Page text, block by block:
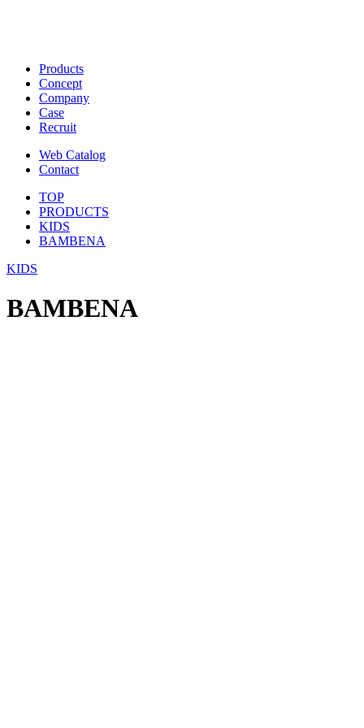
Products
Concept
Company
Case
Recruit
Web Catalog
Contact
TOP
PRODUCTS
KIDS
BAMBENA
KIDS
BAMBENA